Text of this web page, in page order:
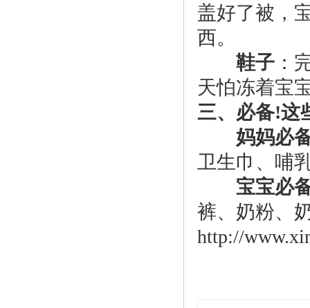
盖好了被，
西。
鞋子 ：
天怕冻着宝
三、必备!这
妈妈必
卫生巾、哺
宝宝必
裤、奶粉、
http://